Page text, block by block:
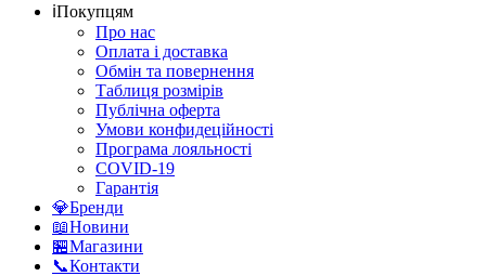
ℹ️Покупцям
Про нас
Оплата і доставка
Обмін та повернення
Таблиця розмірів
Публічна оферта
Умови конфидеційності
Програма лояльності
COVID-19
Гарантія
💎Бренди
📖Новини
🏪Магазини
📞Контакти